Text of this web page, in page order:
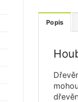
Popis